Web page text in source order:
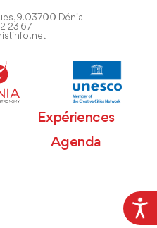
9. 03700 Dénia
23 67
Expériences
Agenda